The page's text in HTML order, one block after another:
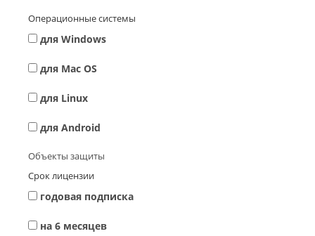
Операционные системы
для Windows
для Mac OS
для Linux
для Android
Объекты защиты
Срок лицензии
годовая подписка
на 6 месяцев